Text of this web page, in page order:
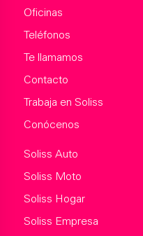
Oficinas
Teléfonos
Te llamamos
Contacto
Trabaja en Soliss
Conócenos
Soliss Auto
Soliss Moto
Soliss Hogar
Soliss Empresa